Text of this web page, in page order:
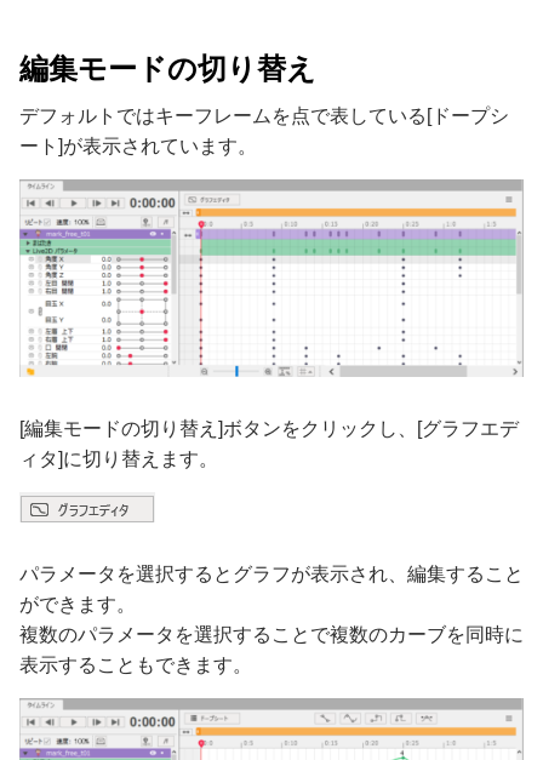
編集モードの切り替え
デフォルトではキーフレームを点で表している[ドープシ
ート]が表示されています。
[編集モードの切り替え]ボタンをクリックし、[グラフエデ
ィタ]に切り替えます。
パラメータを選択するとグラフが表示され、編集すること
ができます。
複数のパラメータを選択することで複数のカーブを同時に
表示することもできます。